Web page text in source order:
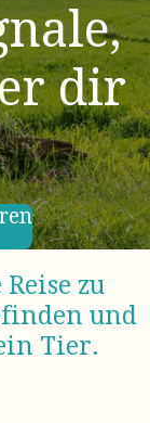
dir
zu
und
Tier.